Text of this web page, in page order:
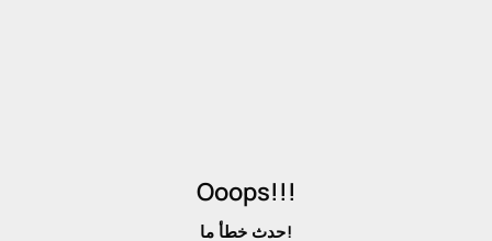
Ooops!!!
حدث خطأ ما!